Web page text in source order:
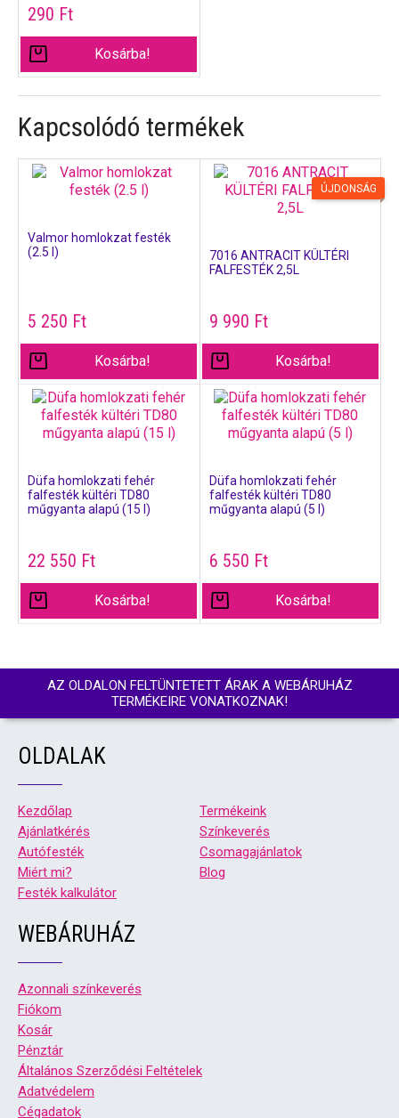
290 Ft
Kosárba!
Kapcsolódó termékek
Valmor homlokzat festék
(2.5 l)
5 250 Ft
Kosárba!
ÚJDONSÁG
7016 ANTRACIT KÜLTÉRI
FALFESTÉK 2,5L
9 990 Ft
Kosárba!
Düfa homlokzati fehér
falfesték kültéri TD80
műgyanta alapú (15 l)
22 550 Ft
Kosárba!
Düfa homlokzati fehér
falfesték kültéri TD80
műgyanta alapú (5 l)
6 550 Ft
Kosárba!
AZ OLDALON FELTÜNTETETT ÁRAK A WEBÁRUHÁZ
TERMÉKEIRE VONATKOZNAK!
OLDALAK
Kezdőlap
Termékeink
Ajánlatkérés
Színkeverés
Autófesték
Csomagajánlatok
Miért mi?
Blog
Festék kalkulátor
WEBÁRUHÁZ
Azonnali színkeverés
Fiókom
Kosár
Pénztár
Általános Szerződési Feltételek
Adatvédelem
Cégadatok